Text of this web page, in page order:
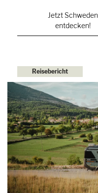
Jetzt Schweden
entdecken!
Reisebericht